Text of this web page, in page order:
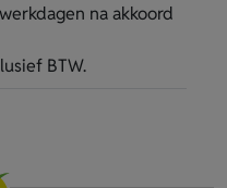
na akkoord
BTW.